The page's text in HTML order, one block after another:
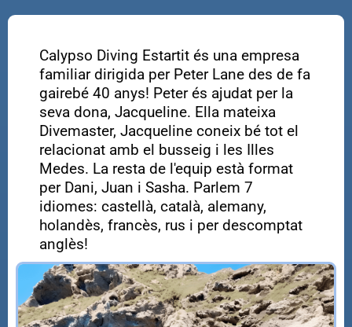
Calypso Diving Estartit és una empresa
familiar dirigida per Peter Lane des de fa
gairebé 40 anys! Peter és ajudat per la
seva dona, Jacqueline. Ella mateixa
Divemaster, Jacqueline coneix bé tot el
relacionat amb el busseig i les Illes
Medes. La resta de l'equip està format
per Dani, Juan i Sasha. Parlem 7
idiomes: castellà, català, alemany,
holandès, francès, rus i per descomptat
anglès!